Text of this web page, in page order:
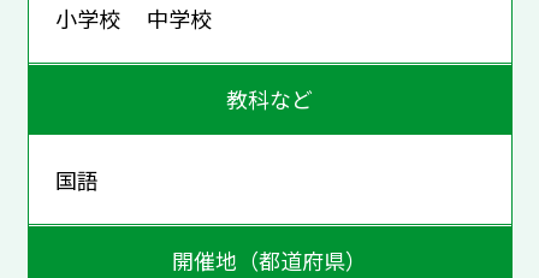
小学校 中学校
教科など
国語
開催地（都道府県）